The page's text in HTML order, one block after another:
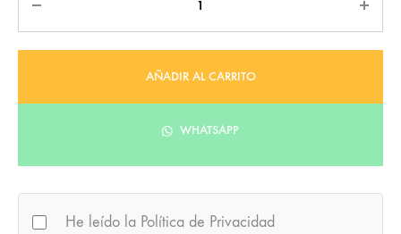
AÑADIR AL CARRITO
WHATSAPP
He leído la Política de Privacidad